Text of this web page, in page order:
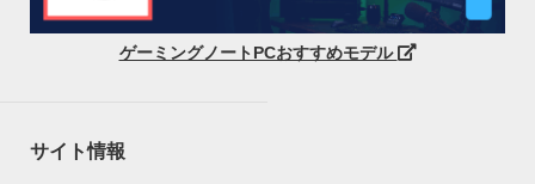
ゲーミングノートPCおすすめモデル
サイト情報